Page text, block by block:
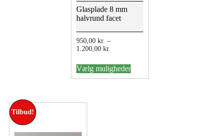
Glasplade 8 mm
halvrund facet
950,00 kr. –
1.200,00 kr.
til
1.200,00 kr.
Vælg mulighedervare
har
Tilbud!